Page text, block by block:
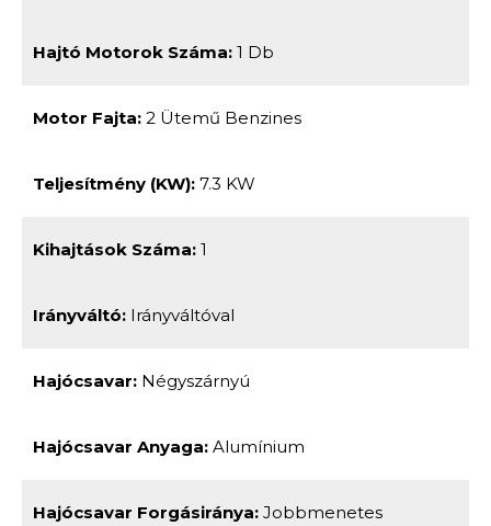
Hajtó Motorok Száma: 1 Db
Motor Fajta: 2 Ütemű Benzines
Teljesítmény (kW): 7.3 KW
Kihajtások Száma: 1
Irányváltó: Irányváltóval
Hajócsavar: Négyszárnyú
Hajócsavar Anyaga: Alumínium
Hajócsavar Forgásiránya: Jobbmenetes